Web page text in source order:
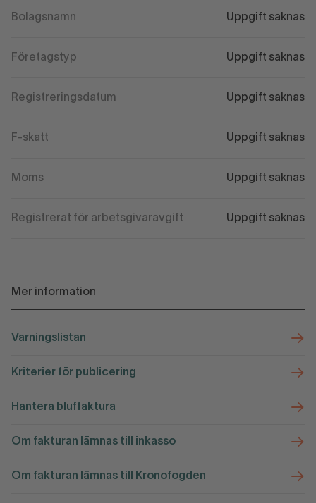
Bolagsnamn Uppgift saknas
Företagstyp Uppgift saknas
Registreringsdatum Uppgift saknas
F-skatt Uppgift saknas
Moms Uppgift saknas
Registrerat för arbetsgivaravgift Uppgift saknas
Mer information
Varningslistan
Kriterier för publicering
Hantera bluffaktura
Om fakturan lämnas till inkasso
Om fakturan lämnas till Kronofogden